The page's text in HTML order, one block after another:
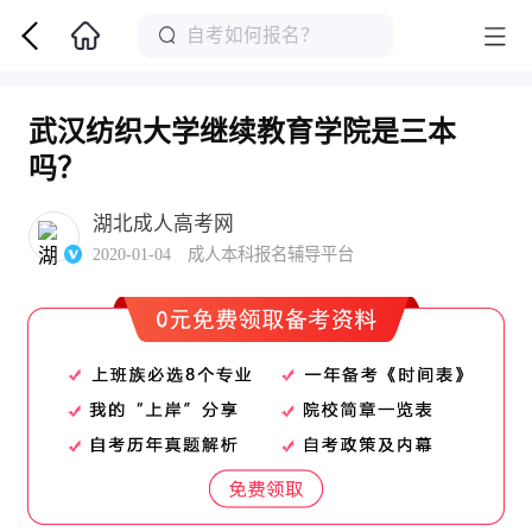
武汉纺织大学继续教育学院是三本
吗？
湖北成人高考网
2020-01-04 成人本科报名辅导平台